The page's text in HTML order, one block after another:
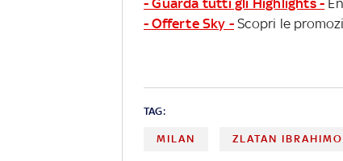
- Offerte Sky - Scopri le
TAG:
MILAN ZLATAN